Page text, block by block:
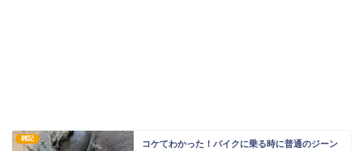
雑記
コケてわかった！バイクに乗る時に普通のジーン